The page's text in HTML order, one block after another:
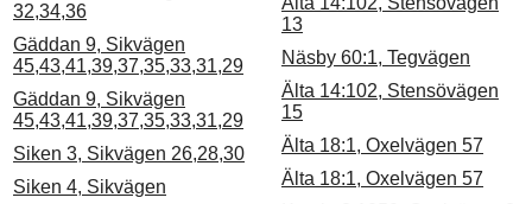
32,34,36
Gäddan 9, Sikvägen
45,43,41,39,37,35,33,31,29
Gäddan 9, Sikvägen
45,43,41,39,37,35,33,31,29
Siken 3, Sikvägen 26,28,30
Siken 4, Sikvägen
13
Näsby 60:1, Tegvägen
Älta 14:102, Stensövägen
15
Älta 18:1, Oxelvägen 57
Älta 18:1, Oxelvägen 57